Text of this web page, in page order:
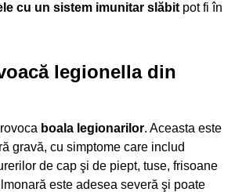
cu un sistem imunitar slăbit pot fi în
legionella din
boala legionarilor. Aceasta este
gravă, cu simptome care includ
de cap şi de piept, tuse, frisoane
este adesea severă şi poate